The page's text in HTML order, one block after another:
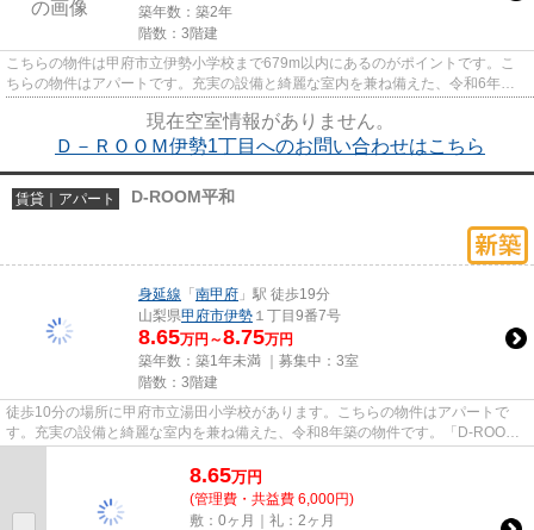
築年数：築2年
階数：3階建
こちらの物件は甲府市立伊勢小学校まで679m以内にあるのがポイントです。こ
ちらの物件はアパートです。充実の設備と綺麗な室内を兼ね備えた、令和6年築
現在空室情報がありません。
Ｄ－ＲＯＯＭ伊勢1丁目へのお問い合わせはこちら
賃貸｜アパート D-ROOM平和
身延線 「 南甲府 」駅 徒歩19分
山梨県甲府市伊勢 １丁目9番7号
8.65万円～8.75万円
築年数：築1年未満 ｜募集中： 3室
階数：3階建
徒歩10分の場所に甲府市立湯田小学校があります。こちらの物件はアパートで
す。充実の設備と綺麗な室内を兼ね備えた、令和8年築の物件です。「D-ROOM
8.65万円
(管理費・共益費 6,000円)
敷：0ヶ月｜礼：2ヶ月